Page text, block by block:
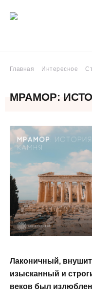
Главная Интересное
МРАМОР:
Лаконичный,
изысканный и
веков был